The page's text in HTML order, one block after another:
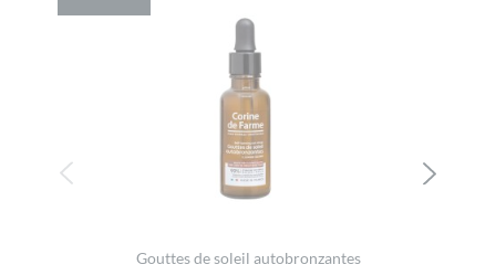
Gouttes de soleil autobronzantes